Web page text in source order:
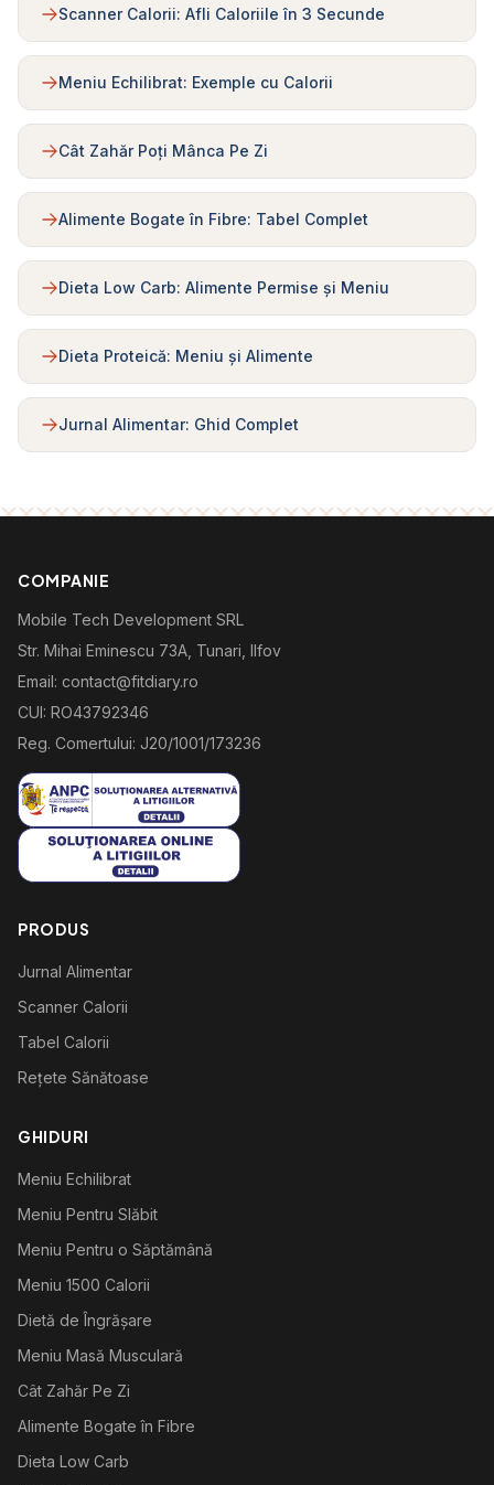
Scanner Calorii: Afli Caloriile în 3 Secunde
Meniu Echilibrat: Exemple cu Calorii
Cât Zahăr Poți Mânca Pe Zi
Alimente Bogate în Fibre: Tabel Complet
Dieta Low Carb: Alimente Permise și Meniu
Dieta Proteică: Meniu și Alimente
Jurnal Alimentar: Ghid Complet
COMPANIE
Mobile Tech Development SRL
Str. Mihai Eminescu 73A, Tunari, Ilfov
Email: contact@fitdiary.ro
CUI: RO43792346
Reg. Comertului: J20/1001/173236
PRODUS
Jurnal Alimentar
Scanner Calorii
Tabel Calorii
Rețete Sănătoase
GHIDURI
Meniu Echilibrat
Meniu Pentru Slăbit
Meniu Pentru o Săptămână
Meniu 1500 Calorii
Dietă de Îngrășare
Meniu Masă Musculară
Cât Zahăr Pe Zi
Alimente Bogate în Fibre
Dieta Low Carb